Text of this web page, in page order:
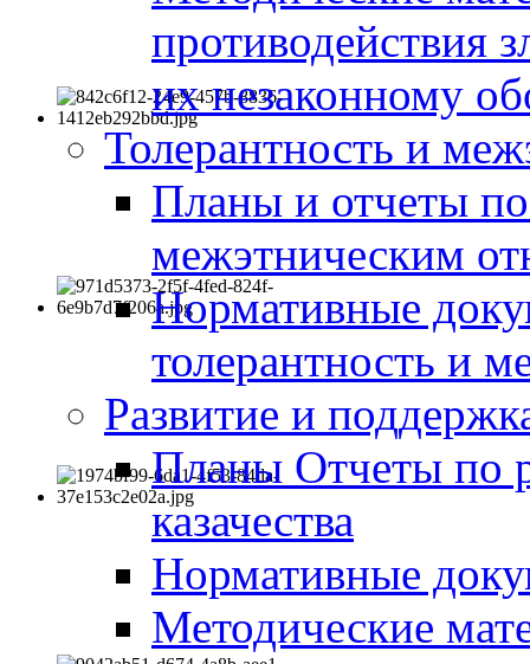
противодействия
их незаконному
Толерантность и
Планы и отчеты
межэтническим
Нормативные
толерантность и
Развитие и
Планы Отчеты по
казачества
Нормативные
Методические